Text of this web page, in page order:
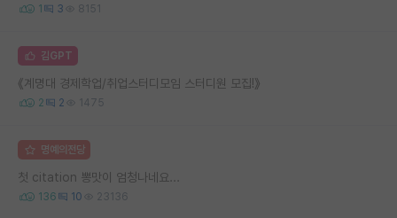
1 3 8151
김GPT
《계명대 경제학업/취업스터디모임 스터디원 모집!》
2 2 1475
명예의전당
첫 citation 뽕맛이 엄청나네요...
136 10 23136